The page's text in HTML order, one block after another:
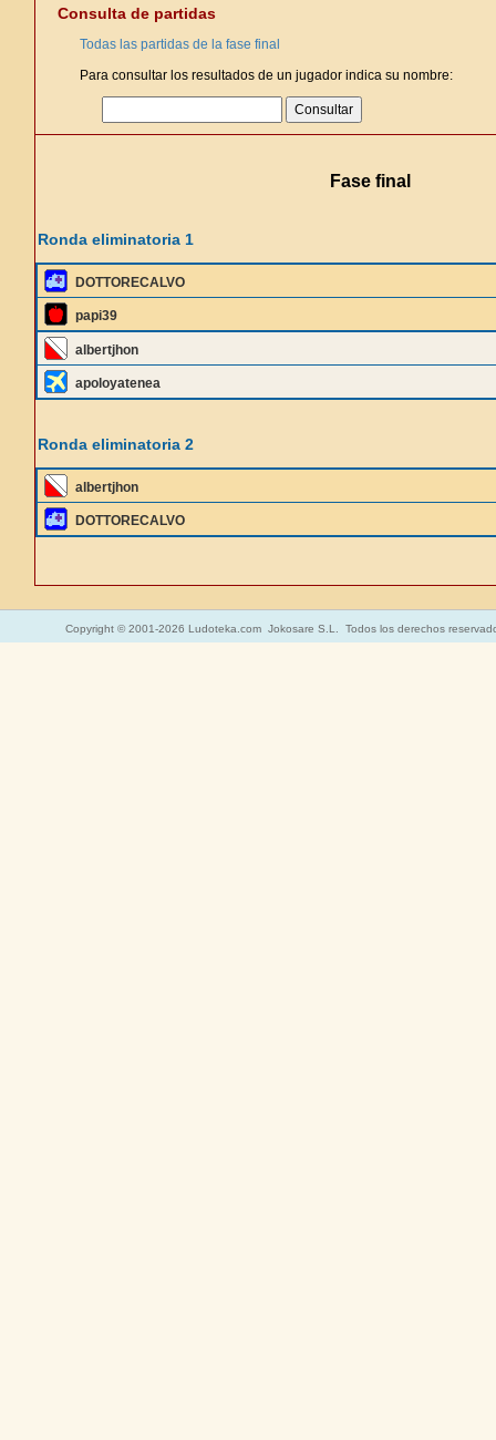
Consulta de partidas
Todas las partidas de la fase final
Para consultar los resultados de un jugador indica su nombre:
Fase final
Ronda eliminatoria 1
DOTTORECALVO
papi39
albertjhon
apoloyatenea
Ronda eliminatoria 2
albertjhon
DOTTORECALVO
Copyright © 2001-2026 Ludoteka.com Jokosare S.L. Todos los derechos